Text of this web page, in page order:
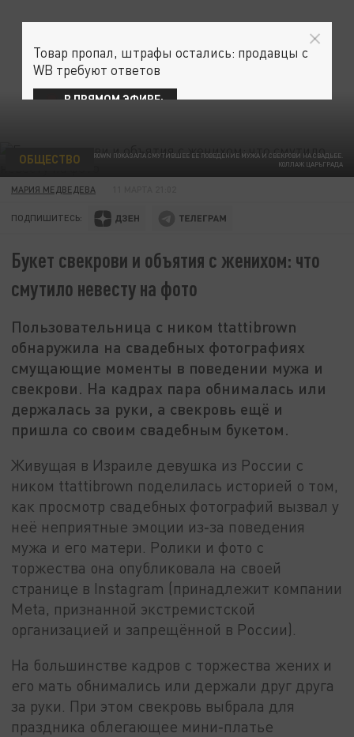
ЮЗЕРША TTATTIBROWN ПОКАЗАЛА СМУТИВШЕЕ ЕЕ ПОВЕДЕНИЕ МУЖА И СВЕКРОВИ НА СВАДЬБЕ.
КОЛЛАЖ ЦАРЬГРАДА
ОБЩЕСТВО
МАРИЯ МЕДВЕДЕВА
ПОДПИШИТЕСЬ:
Букет свекрови и объятия с женихом: что
смутило невесту на фото
Пользовательница с ником ttattibrown
обнаружила на свадебных фотографиях
смущающие моменты в поведении мужа и
свекрови. На кадрах пара обнималась или
держалась за руки, а свекровь ещё и
пришла со своим свадебным букетом.
Живущая в Израиле девушка из России с
ником ttattibrown поделилась историей о том,
как просмотр свадебных фотографий вызвал у
неё неприятные эмоции из‑за поведения
мужа и его матери. Ролики и фото с
торжества она опубликовала на своей
странице в Instagram (принадлежит компании
Meta, признанной экстремистской
организацией и запрещённой в России).
На большинстве кадров с торжества жених и
его мать обнимались или держали друг друга
за руки. При этом свекровь выбрала для
праздника облегающее мини‑платье
Товар пропал, штрафы остались: продавцы с
WB требуют ответов
В ПРЯМОМ ЭФИРЕ: